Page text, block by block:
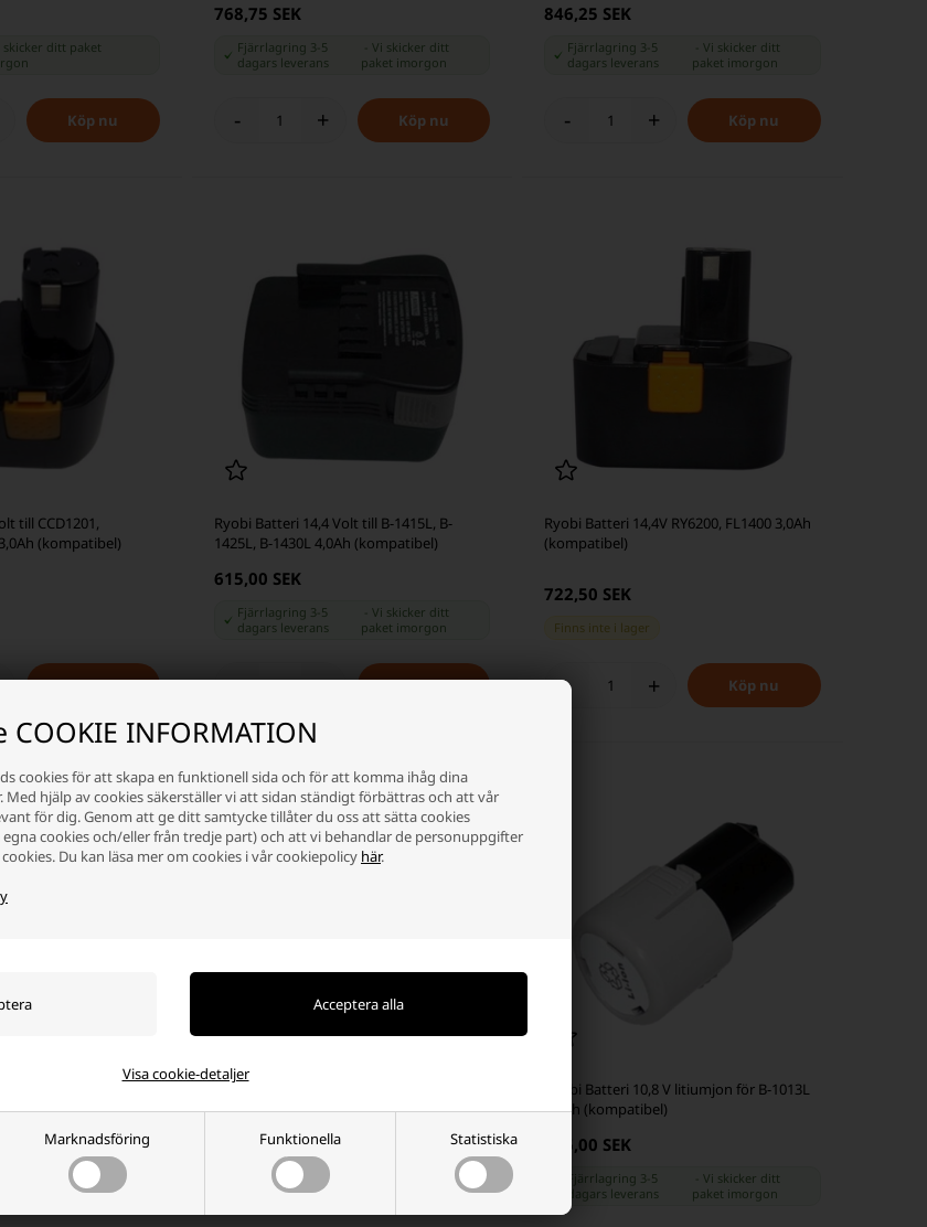
INFORMATION
cookies för att skapa en funktionell sida och för att komma ihåg dina
Med hjälp av cookies säkerställer vi att sidan ständigt förbättras och att vår
för dig. Genom att ge ditt samtycke tillåter du oss att sätta cookies
cookies och/eller från tredje part) och att vi behandlar de personuppgifter
Du kan läsa mer om cookies i vår cookiepolicy här.
Marknadsföring Funktionella Statistiska
Visa cookie-detaljer
skicker ditt paket
768,75 SEK
Fjärrlagring 3-5
dagars leverans
-Vi skicker ditt
paket imorgon
- +
846,25 SEK
Fjärrlagring 3-5
dagars leverans
Vi skicker ditt
paket imorgon
- +
till CCD1201,
(kompatibel)
Ryobi Batteri 14,4 Volt till B-1415L, B-
1425L, B-1430L 4,0Ah (kompatibel)
615,00 SEK
Fjärrlagring 3-5
dagars leverans
-Vi skicker ditt
paket imorgon
- +
Ryobi Batteri 14,4V RY6200, FL1400 3,0Ah
(kompatibel)
722,50 SEK
Finns inte i lager
- +
skicker ditt paket
Ryobi 18-voltsbatteri för BIW180,
CCW180L, CW-1800 3,0 Ah (kompatibel)
922,50 SEK
Fjärrlagring 3-5
dagars leverans
Ryobi Batteri 10,8 V litiumjon för B-1013L
2,0Ah (kompatibel)
385,00 SEK
Fjärrlagring 3-5
dagars leverans
Vi skicker ditt
paket imorgon